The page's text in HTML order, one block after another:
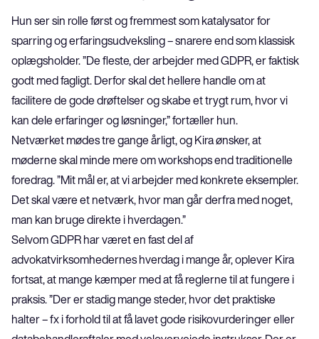
Hun ser sin rolle først og fremmest som katalysator for
sparring og erfaringsudveksling – snarere end som klassisk
oplægsholder. ”De fleste, der arbejder med GDPR, er faktisk
godt med fagligt. Derfor skal det hellere handle om at
facilitere de gode drøftelser og skabe et trygt rum, hvor vi
kan dele erfaringer og løsninger,” fortæller hun.
Netværket mødes tre gange årligt, og Kira ønsker, at
møderne skal minde mere om workshops end traditionelle
foredrag. ”Mit mål er, at vi arbejder med konkrete eksempler.
Det skal være et netværk, hvor man går derfra med noget,
man kan bruge direkte i hverdagen.”
Selvom GDPR har været en fast del af
advokatvirksomhedernes hverdag i mange år, oplever Kira
fortsat, at mange kæmper med at få reglerne til at fungere i
praksis. ”Der er stadig mange steder, hvor det praktiske
halter – fx i forhold til at få lavet gode risikovurderinger eller